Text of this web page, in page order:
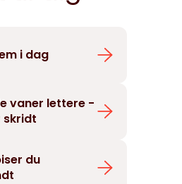
i dag
vaner lettere -
skridt
du